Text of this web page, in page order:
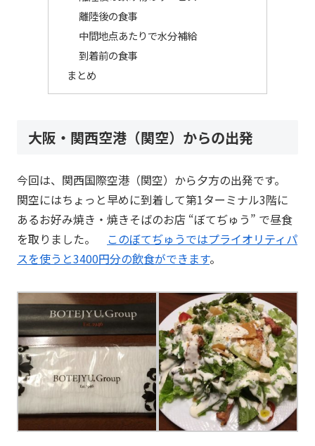
離陸後の食事
中間地点あたりで水分補給
到着前の食事
まとめ
大阪・関西空港（関空）からの出発
今回は、関西国際空港（関空）から夕方の出発です。
関空にはちょっと早めに到着して第1ターミナル3階に
あるお好み焼き・焼きそばのお店 “ぼてぢゅう” で昼食
を取りました。 このぼてぢゅうではプライオリティパ
スを使うと3400円分の飲食ができます。